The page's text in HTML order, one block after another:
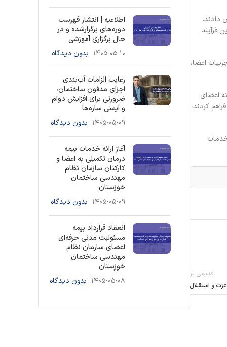
اختصاص دادند.
این فرآیند
اعضا،
اعضای
کردند،
قدیمی تر
و استقلال
اطلاعیه | انتشار فهرست
دوره‌های برگزارشده و در
حال برگزاری آموزشی
۱۴۰۵-۰۵-۱۰ بدون دیدگاه
رعایت الزامات آب‌بندی
اجزای مدفون ساختمان،
ضرورتی برای افزایش دوام
و ایمنی سازه‌ها
۱۴۰۵-۰۵-۰۹ بدون دیدگاه
آغاز ارائه خدمات بیمه
درمان تکمیلی به اعضا و
کارکنان سازمان نظام
مهندسی ساختمان
خوزستان
۱۴۰۵-۰۵-۰۹ بدون دیدگاه
انعقاد قرارداد بیمه
مسئولیت مدنی حرفه‌ای
اعضای سازمان نظام
مهندسی ساختمان
خوزستان
۱۴۰۵-۰۵-۰۸ بدون دیدگاه